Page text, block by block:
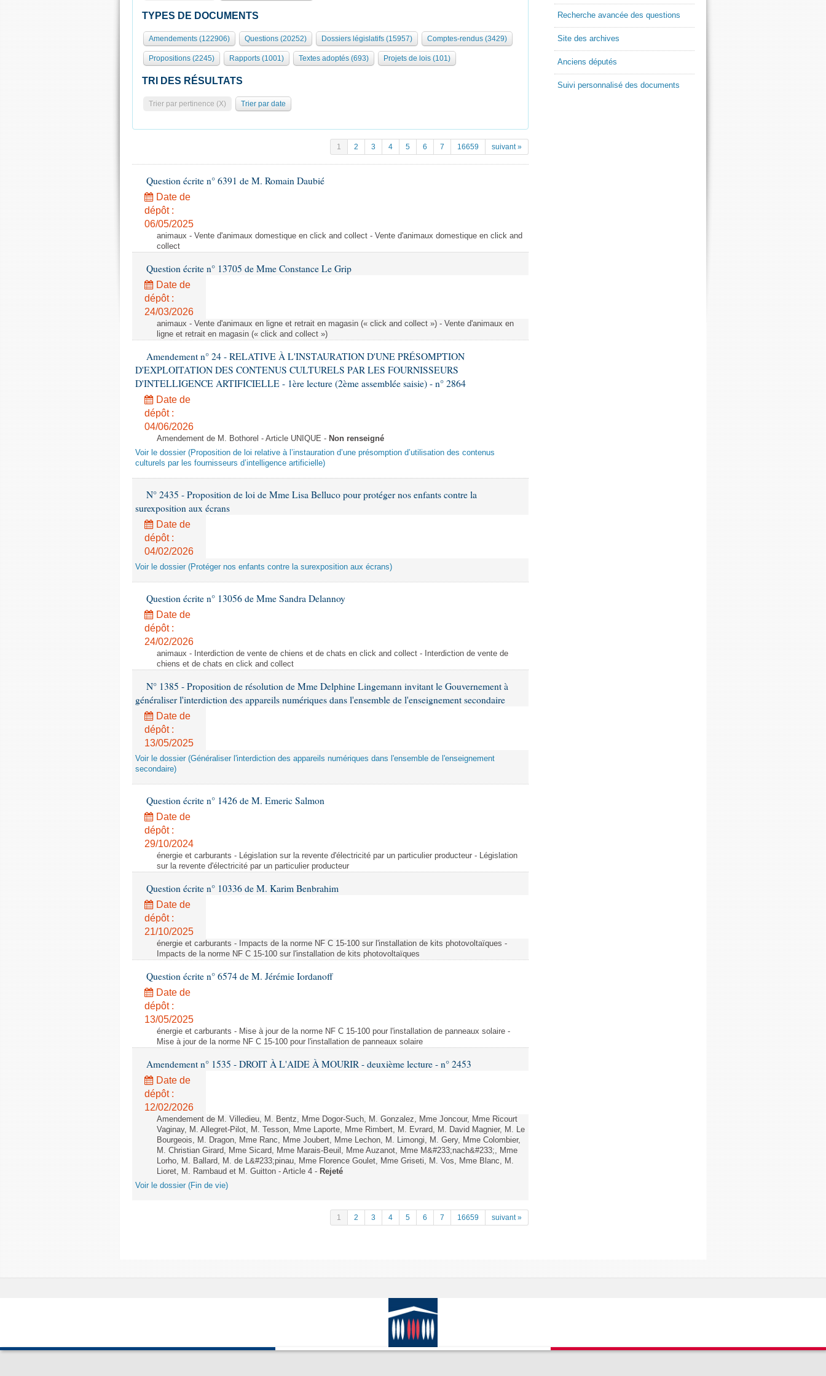
TYPES DE DOCUMENTS
Amendements (122906) Questions (20252) Dossiers législatifs (15957) Comptes-rendus (3429)
Propositions (2245) Rapports (1001) Textes adoptés (693) Projets de lois (101)
TRI DES RÉSULTATS
Trier par pertinence (X) Trier par date
1 2 3 4 5 6 7 16659 suivant »
Question écrite n° 6391 de M. Romain Daubié
Date de
dépôt :
06/05/2025
animaux - Vente d'animaux domestique en click and collect - Vente d'animaux domestique en click and
collect
Question écrite n° 13705 de Mme Constance Le Grip
Date de
dépôt :
24/03/2026
animaux - Vente d'animaux en ligne et retrait en magasin (« click and collect ») - Vente d'animaux en
ligne et retrait en magasin (« click and collect »)
Amendement n° 24 - RELATIVE À L'INSTAURATION D'UNE PRÉSOMPTION
D'EXPLOITATION DES CONTENUS CULTURELS PAR LES FOURNISSEURS
D'INTELLIGENCE ARTIFICIELLE - 1ère lecture (2ème assemblée saisie) - n° 2864
Date de
dépôt :
04/06/2026
Amendement de M. Bothorel - Article UNIQUE - Non renseigné
Voir le dossier (Proposition de loi relative à l’instauration d’une présomption d’utilisation des contenus
culturels par les fournisseurs d’intelligence artificielle)
N° 2435 - Proposition de loi de Mme Lisa Belluco pour protéger nos enfants contre la
surexposition aux écrans
Date de
dépôt :
04/02/2026
Voir le dossier (Protéger nos enfants contre la surexposition aux écrans)
Question écrite n° 13056 de Mme Sandra Delannoy
Date de
dépôt :
24/02/2026
animaux - Interdiction de vente de chiens et de chats en click and collect - Interdiction de vente de
chiens et de chats en click and collect
N° 1385 - Proposition de résolution de Mme Delphine Lingemann invitant le Gouvernement à
généraliser l'interdiction des appareils numériques dans l'ensemble de l'enseignement secondaire
Date de
dépôt :
13/05/2025
Voir le dossier (Généraliser l'interdiction des appareils numériques dans l'ensemble de l'enseignement
secondaire)
Question écrite n° 1426 de M. Emeric Salmon
Date de
dépôt :
29/10/2024
énergie et carburants - Législation sur la revente d'électricité par un particulier producteur - Législation
sur la revente d'électricité par un particulier producteur
Question écrite n° 10336 de M. Karim Benbrahim
Date de
dépôt :
21/10/2025
énergie et carburants - Impacts de la norme NF C 15-100 sur l'installation de kits photovoltaïques -
Impacts de la norme NF C 15-100 sur l'installation de kits photovoltaïques
Question écrite n° 6574 de M. Jérémie Iordanoff
Date de
dépôt :
13/05/2025
énergie et carburants - Mise à jour de la norme NF C 15-100 pour l'installation de panneaux solaire -
Mise à jour de la norme NF C 15-100 pour l'installation de panneaux solaire
Amendement n° 1535 - DROIT À L'AIDE À MOURIR - deuxième lecture - n° 2453
Date de
dépôt :
12/02/2026
Amendement de M. Villedieu, M. Bentz, Mme Dogor-Such, M. Gonzalez, Mme Joncour, Mme Ricourt
Vaginay, M. Allegret-Pilot, M. Tesson, Mme Laporte, Mme Rimbert, M. Evrard, M. David Magnier, M. Le
Bourgeois, M. Dragon, Mme Ranc, Mme Joubert, Mme Lechon, M. Limongi, M. Gery, Mme Colombier,
M. Christian Girard, Mme Sicard, Mme Marais-Beuil, Mme Auzanot, Mme M&#233;nach&#233;, Mme
Lorho, M. Ballard, M. de L&#233;pinau, Mme Florence Goulet, Mme Griseti, M. Vos, Mme Blanc, M.
Lioret, M. Rambaud et M. Guitton - Article 4 - Rejeté
Voir le dossier (Fin de vie)
1 2 3 4 5 6 7 16659 suivant »
Recherche avancée des questions
Site des archives
Anciens députés
Suivi personnalisé des documents